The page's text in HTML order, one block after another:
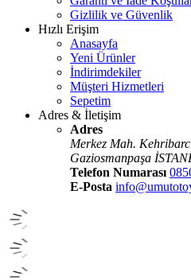
Gizlilik ve Güvenlik
Hızlı Erişim
Anasayfa
Yeni Ürünler
İndirimdekiler
Müşteri Hizmetleri
Sepetim
Adres & İletişim
Adres
Merkez Mah.
Gaziosmanpaşa
Telefon Numarası
E-Posta